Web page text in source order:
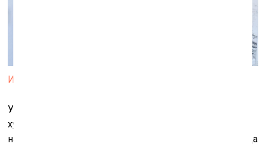
Ирина Дрозд. Три грации. 2019
У искусства тридцатилетних одна тема – все эти
художники говорят о себе. Три раздела выставки
названы «Диалог с материалом», «Внутри себя», «Среда